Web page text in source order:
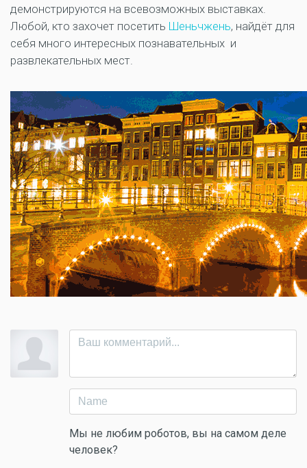
демонстрируются на всевозможных выставках.
Любой, кто захочет посетить Шеньчжень, найдёт для
себя много интересных познавательных и
развлекательных мест.
Мы не любим роботов, вы на самом деле
человек?